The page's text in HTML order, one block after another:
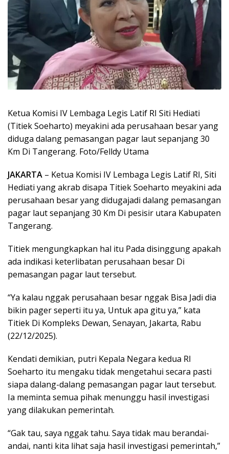
Ketua Komisi IV Lembaga Legis Latif RI Siti Hediati
(Titiek Soeharto) meyakini ada perusahaan besar yang
diduga dalang pemasangan pagar laut sepanjang 30
Km Di Tangerang. Foto/Felldy Utama
JAKARTA – Ketua Komisi IV Lembaga Legis Latif RI, Siti
Hediati yang akrab disapa Titiek Soeharto meyakini ada
perusahaan besar yang didugajadi dalang pemasangan
pagar laut sepanjang 30 Km Di pesisir utara Kabupaten
Tangerang.
Titiek mengungkapkan hal itu Pada disinggung apakah
ada indikasi keterlibatan perusahaan besar Di
pemasangan pagar laut tersebut.
“Ya kalau nggak perusahaan besar nggak Bisa Jadi dia
bikin pager seperti itu ya, Untuk apa gitu ya,” kata
Titiek Di Kompleks Dewan, Senayan, Jakarta, Rabu
(22/12/2025).
Kendati demikian, putri Kepala Negara kedua RI
Soeharto itu mengaku tidak mengetahui secara pasti
siapa dalang-dalang pemasangan pagar laut tersebut.
Ia meminta semua pihak menunggu hasil investigasi
yang dilakukan pemerintah.
“Gak tau, saya nggak tahu. Saya tidak mau berandai-
andai, nanti kita lihat saja hasil investigasi pemerintah,”